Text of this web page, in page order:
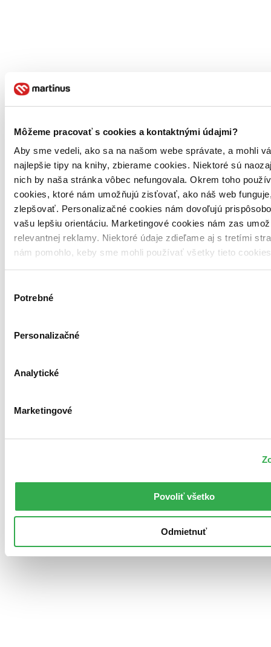
Môžeme pracovať s cookies a kontaktnými údajmi?
Aby sme vedeli, ako sa na našom webe správate, a mohli
najlepšie tipy na knihy, zbierame cookies. Niektoré sú
nich by naša stránka vôbec nefungovala. Okrem toho
cookies, ktoré nám umožňujú zisťovať, ako náš web
zlepšovať. Personalizačné cookies nám dovoľujú
vašu lepšiu orientáciu. Marketingové cookies nám zas
relevantnej reklamy. Niektoré údaje zdieľame aj s tretími
nám pomohlo, keby sme mohli používať všetky tieto
súhlasu
Potrebné
Personalizačné
Analytické
Marketingové
Povoliť všetko
Odmietnuť